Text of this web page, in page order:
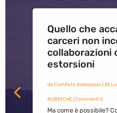
Quello che
carceri non
collaborazioni
estorsioni
da Comitato Addiopizzo| 25
RUBRICHE| Commenti 0
Ma come è possibile?